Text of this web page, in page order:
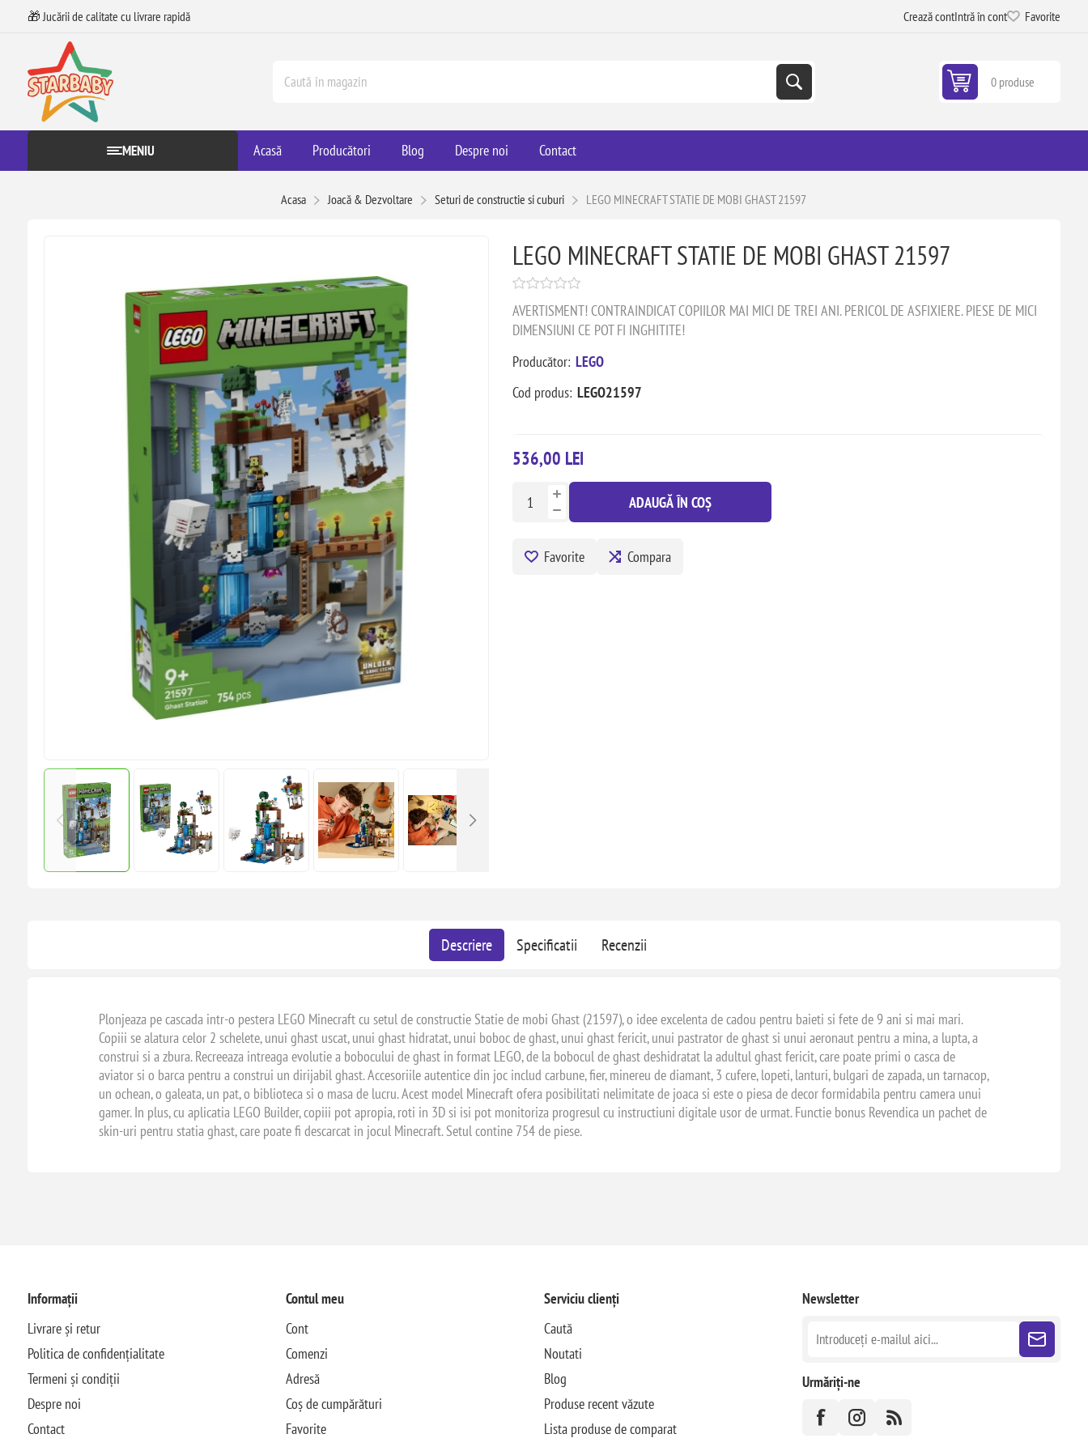
🎁 Jucării de calitate cu livrare rapidă Crează contIntră în cont Favorite
0 produse
MENIU Acasă Producători Blog Despre noi Contact
Acasa Joacă & Dezvoltare Seturi de constructie si cuburi LEGO MINECRAFT STATIE DE MOBI GHAST 21597
LEGO MINECRAFT STATIE DE MOBI GHAST 21597
AVERTISMENT! CONTRAINDICAT COPIILOR MAI MICI DE TREI ANI. PERICOL DE ASFIXIERE. PIESE DE MICI
DIMENSIUNI CE POT FI INGHITITE!
Producător: LEGO
Cod produs: LEGO21597
536,00 LEI
ADAUGĂ ÎN COȘ
Favorite Compara
Descriere Specificatii Recenzii
Plonjeaza pe cascada intr-o pestera LEGO Minecraft cu setul de constructie Statie de mobi Ghast (21597), o idee excelenta de cadou pentru baieti si fete de 9 ani si mai mari.
Copiii se alatura celor 2 schelete, unui ghast uscat, unui ghast hidratat, unui boboc de ghast, unui ghast fericit, unui pastrator de ghast si unui aeronaut pentru a mina, a lupta, a
construi si a zbura. Recreeaza intreaga evolutie a bobocului de ghast in format LEGO, de la bobocul de ghast deshidratat la adultul ghast fericit, care poate primi o casca de
aviator si o barca pentru a construi un dirijabil ghast. Accesoriile autentice din joc includ carbune, fier, minereu de diamant, 3 cufere, lopeti, lanturi, bulgari de zapada, un tarnacop,
un ochean, o galeata, un pat, o biblioteca si o masa de lucru. Acest model Minecraft ofera posibilitati nelimitate de joaca si este o piesa de decor formidabila pentru camera unui
gamer. In plus, cu aplicatia LEGO Builder, copiii pot apropia, roti in 3D si isi pot monitoriza progresul cu instructiuni digitale usor de urmat. Functie bonus Revendica un pachet de
skin-uri pentru statia ghast, care poate fi descarcat in jocul Minecraft. Setul contine 754 de piese.
Informații
Livrare și retur
Politica de confidențialitate
Termeni și condiții
Despre noi
Contact
Contul meu
Cont
Comenzi
Adresă
Coș de cumpărături
Favorite
Serviciu clienți
Caută
Noutati
Blog
Produse recent văzute
Lista produse de comparat
Newsletter
Urmăriți-ne